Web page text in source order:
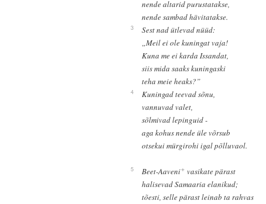
nende altarid purustatakse,
nende sambad hävitatakse.
3
Sest nad ütlevad nüüd:
„Meil ei ole kuningat vaja!
Kuna me ei karda Issandat,
siis mida saaks kuningaski
teha meie heaks?”
4
Kuningad teevad sõnu,
vannuvad valet,
sõlmivad lepinguid -
aga kohus nende üle võrsub
otsekui mürgirohi igal põlluvaol.
5 Beet-Aaveni+ vasikate pärast
halisevad Samaaria elanikud;
tõesti, selle pärast leinab ta rahvas